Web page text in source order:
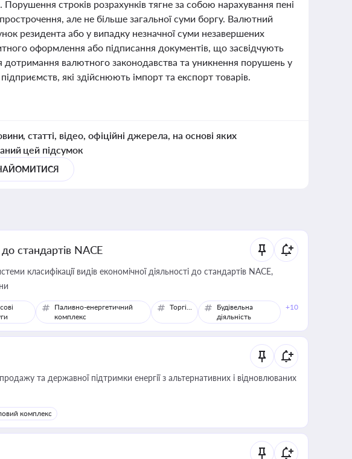
строків розрахунків тягне за собою нарахування пені
але не більше загальної суми боргу. Валютний
резидента або у випадку незначної суми незавершених
оформлення або підписання документів, що засвідчують
дотримання валютного законодавства та уникнення порушень у
які здійснюють імпорт та експорт товарів.
статті, відео, офіційні джерела, на основі яких
цей підсумок
стандартів NACE
класифікації видів економічної діяльності до стандартів NACE,
Паливно-енергетичний
комплекс
Торгівля
Будівельна
діяльність
+10
та державної підтримки енергії з альтернативних і відновлюваних
комплекс